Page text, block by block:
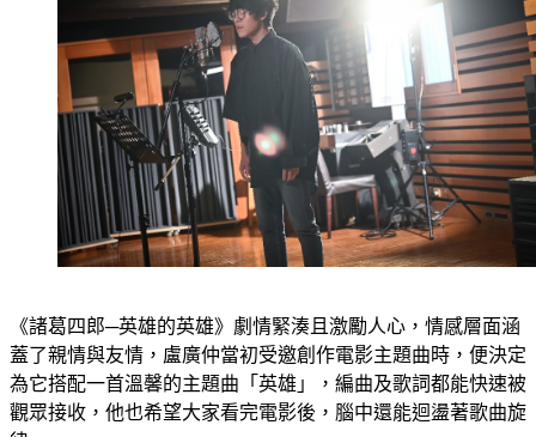
《諸葛四郎─英雄的英雄》劇情緊湊且激勵人心，情感層面涵
蓋了親情與友情，盧廣仲當初受邀創作電影主題曲時，便決定
為它搭配一首溫馨的主題曲「英雄」，編曲及歌詞都能快速被
觀眾接收，他也希望大家看完電影後，腦中還能迴盪著歌曲旋